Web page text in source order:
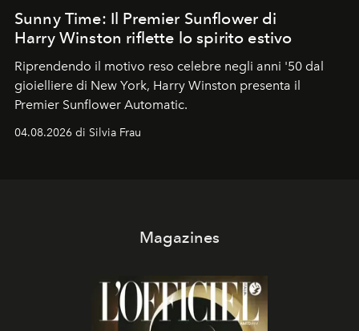
Sunny Time: Il Premier Sunflower di
Harry Winston riflette lo spirito estivo
Riprendendo il motivo reso celebre negli anni '50 dal
gioielliere di New York, Harry Winston presenta il
Premier Sunflower Automatic.
04.08.2026 di Silvia Frau
Magazines